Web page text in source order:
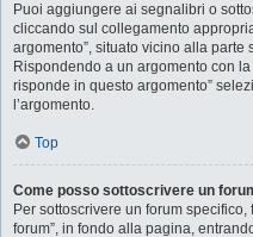
Puoi aggiungere ai segnalibri o
cliccando sul collegamento
argomento”, situato vicino alla
Rispondendo a un argomento con
risponde in questo argomento”
l’argomento.
Top
Come posso sottoscrivere un
Per sottoscrivere un forum
forum”, in fondo alla pagina,